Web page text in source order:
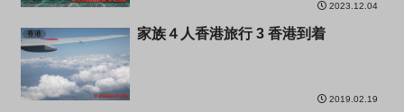
2023.12.04
香港 家族４人香港旅行 3 香港到着
2019.02.19